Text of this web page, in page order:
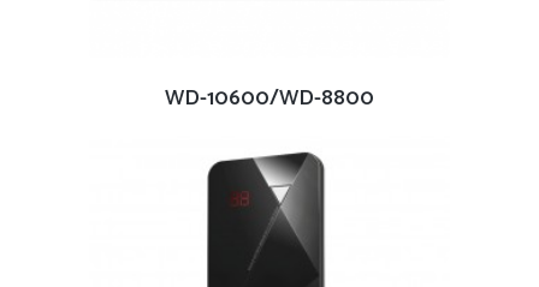
查看內容
WD-10600/WD-8800